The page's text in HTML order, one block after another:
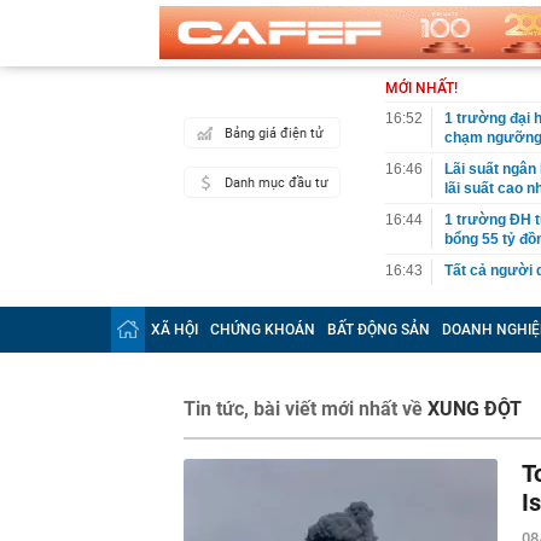
Bảng giá điện tử
Danh mục đầu tư
MỚI NHẤT!
16:52
1 trường đại
chạm
16:46
Lãi suất
lãi suất cao
16:44
1 trường ĐH
bổng 55 tỷ
16:43
Tất cả người
16:42
Công an đề
chóng nộp
16:39
Ninh Dương
16:35
Mẫu xe
Điểm chuẩn
Thanh tra
XÃ HỘI CHỨNG KHOÁN BẤT ĐỘNG SẢN DOANH
Tin tức, bài viết mới nhất về XUNG ĐỘT